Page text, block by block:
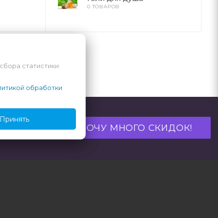
0 ТОВАРОВ
статистики
обработки
Принять